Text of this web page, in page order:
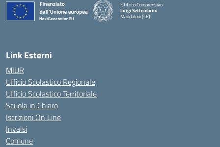
Istituto Comprensivo
Luigi Settembrini
Maddaloni (CE)
Link Esterni
MIUR
Ufficio Scolastico Regionale
Ufficio Scolastico Territoriale
Scuola in Chiaro
Iscrizioni On Line
Invalsi
Comune